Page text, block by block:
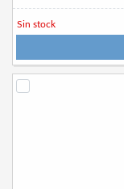
Sin stock